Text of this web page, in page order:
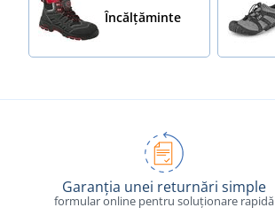
Încălţăminte
Garanția unei returnări simple
formular online pentru soluționare rapidă